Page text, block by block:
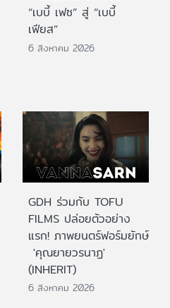
“เบบี้ เฟซ” สู่ “เบบี้
เฟียส”
6 สิงหาคม 2026
GDH ร่วมกับ TOFU
FILMS ปล่อยตัวอย่าง
แรก! ภาพยนตร์ฟอร์มยักษ์
'คุณยายวรนาฏ'
(INHERIT)
6 สิงหาคม 2026